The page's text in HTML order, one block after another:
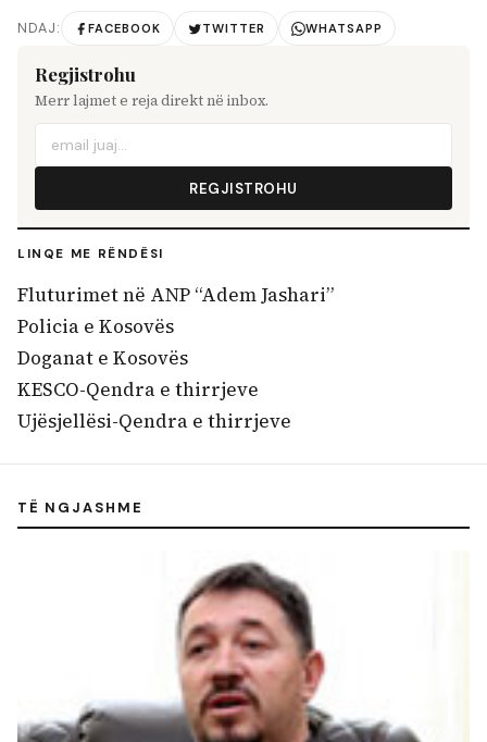
NDAJ: FACEBOOK TWITTER WHATSAPP
Regjistrohu
Merr lajmet e reja direkt në inbox.
REGJISTROHU
LINQE ME RËNDËSI
Fluturimet në ANP “Adem Jashari”
Policia e Kosovës
Doganat e Kosovës
KESCO-Qendra e thirrjeve
Ujësjellësi-Qendra e thirrjeve
TË NGJASHME